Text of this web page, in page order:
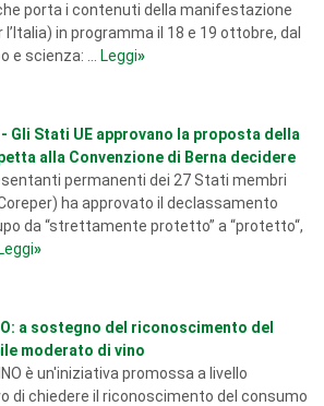
porta i contenuti della manifestazione
in programma il 18 e 19 ottobre, dal
e scienza: ...
Leggi»
Gli Stati UE approvano la proposta della
alla Convenzione di Berna decidere
permanenti dei 27 Stati membri
ha approvato il declassamento
da “strettamente protetto” a “protetto“,
Leggi»
a sostegno del riconoscimento del
moderato di vino
è un'iniziativa promossa a livello
di chiedere il riconoscimento del consumo